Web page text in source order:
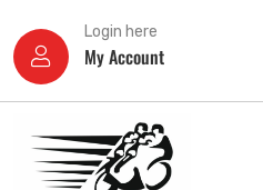
Login here
My Account